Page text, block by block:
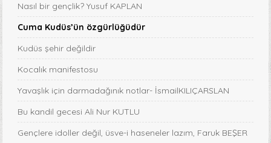
Nasıl bir gençlik? Yusuf KAPLAN
Cuma Kudüs’ün özgürlüğüdür
Kudüs şehir değildir
Kocalık manifestosu
Yavaşlık için darmadağınık notlar- İsmailKILIÇARSLAN
Bu kandil gecesi Ali Nur KUTLU
Gençlere idoller değil, üsve-i haseneler lazım, Faruk BEŞER